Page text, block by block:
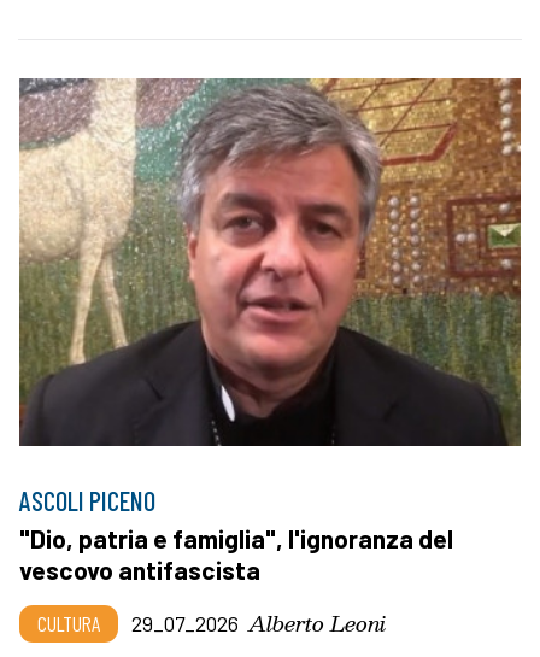
ASCOLI PICENO
"Dio, patria e famiglia", l'ignoranza del
vescovo antifascista
CULTURA 29_07_2026 Alberto Leoni